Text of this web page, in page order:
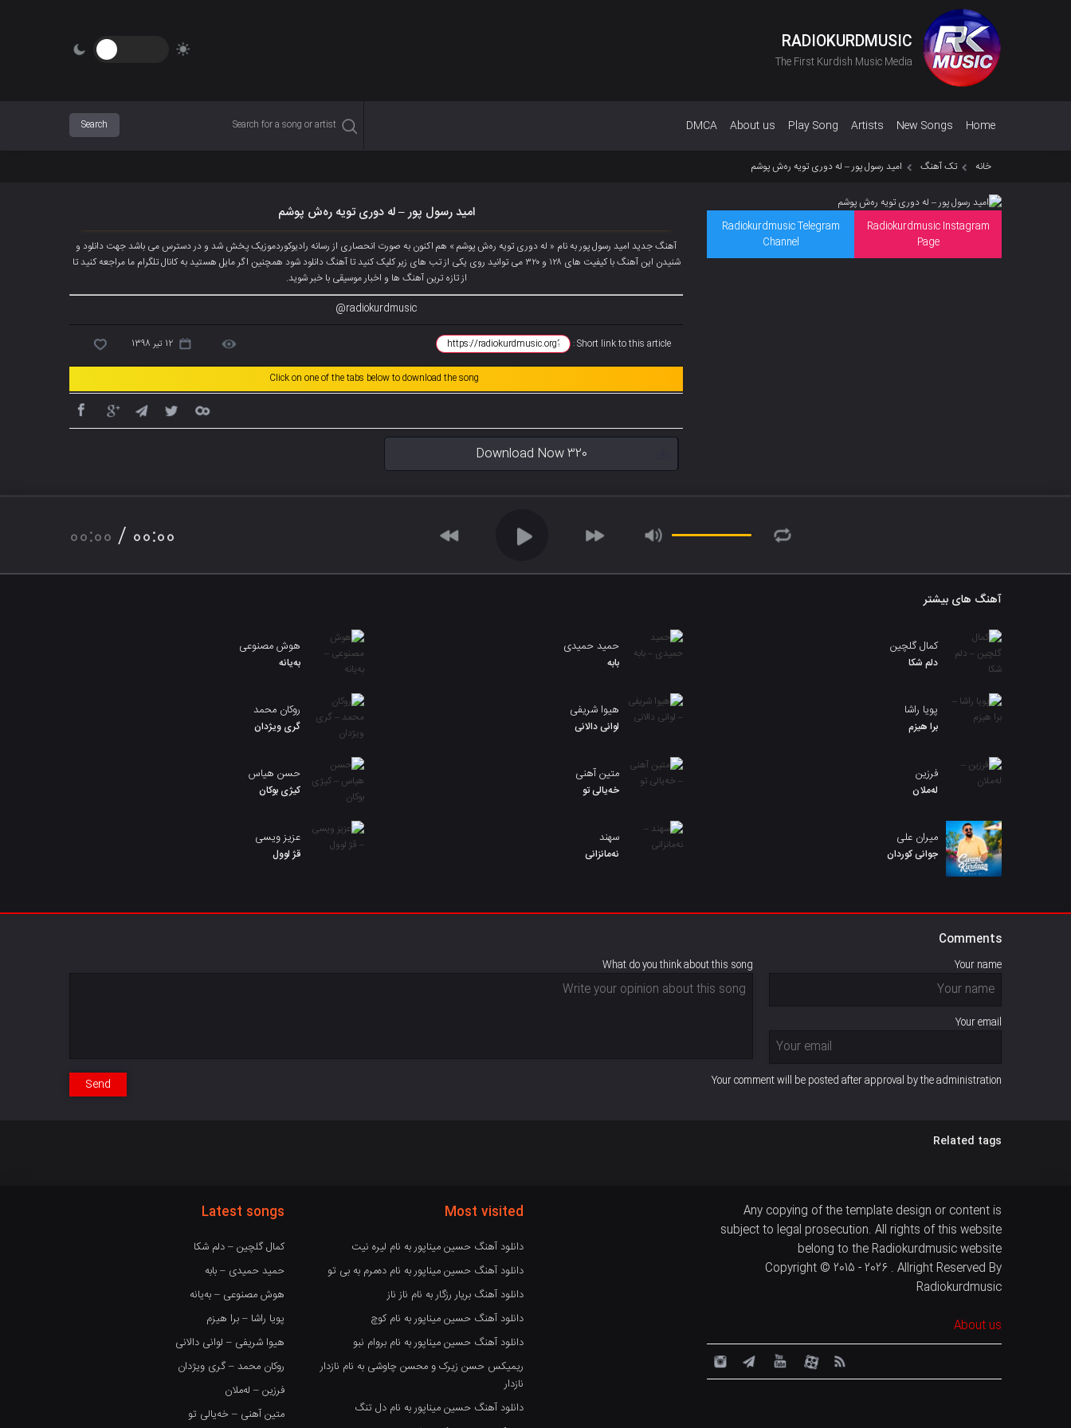
RADIOKURDMUSIC
The First Kurdish Music Media
Home
New Songs
Artists
Play Song
About us
DMCA
خانه تک آهنگ امید رسول پور – له دوری تویه رەش پوشم
Radiokurdmusic Instagram
Page
Radiokurdmusic Telegram
Channel
امید رسول پور – له دوری تویه رەش پوشم
آهنگ جدید امید رسول پور به نام « له دوری تویه رەش پوشم » هم اکنون به صورت انحصاری از رسانه رادیوکوردموزیک پخش شد و در دسترس می باشد جهت دانلود و
شنیدن این آهنگ با کیفیت های ۱۲۸ و ۳۲۰ می توانید روی یکی از تب های زیر کلیک کنید تا آهنگ دانلود شود همچنین اگر مایل هستید به کانال تلگرام ما مراجعه کنید تا
از تازه ترین آهنگ ها و اخبار موسیقی با خبر شوید.
radiokurdmusic@
Short link to this article : 12 تیر 1398
Click on one of the tabs below to download the song
Download Now 320
00:00 / 00:00
آهنگ های بیشتر
کمال گلچین
دلم شکا
حمید حمیدی
بابه
هوش مصنوعی
بەیانە
پویا راشا
برا هیزم
هیوا شریفی
لوانی دالانی
روکان محمد
گری ویژدان
فرزین
لەملان
متین آهنی
خەیالی تو
حسن هیاس
کیژی بوکان
میران علی
جوانی کوردان
سهند
نەمانزانی
عزیز ویسی
قژ لوول
Comments
Your name
Your email
What do you think about this song
Your comment will be posted after approval by the administration
Send
Related tags
Any copying of the template design or content is
subject to legal prosecution. All rights of this website
belong to the Radiokurdmusic website
Copyright © 2015 - 2026 . Allright Reserved By
Radiokurdmusic
About us
Most visited
دانلود آهنگ حسین میناپور به نام لیره نیت
دانلود آهنگ حسین میناپور به نام دەمرم بە بی تو
دانلود آهنگ بریار رزگار به نام ناز ناز
دانلود آهنگ حسین میناپور به نام کوچ
دانلود آهنگ حسین میناپور به نام بروام نبو
ریمیکس حسن زیرک و محسن چاوشی به نام نازدار
نازدار
دانلود آهنگ حسین میناپور به نام دل تنگ
Latest songs
کمال گلچین – دلم شکا
حمید حمیدی – بابه
هوش مصنوعی – بەیانە
پویا راشا – برا هیزم
هیوا شریفی – لوانی دالانی
روکان محمد – گری ویژدان
فرزین – لەملان
متین آهنی – خەیالی تو